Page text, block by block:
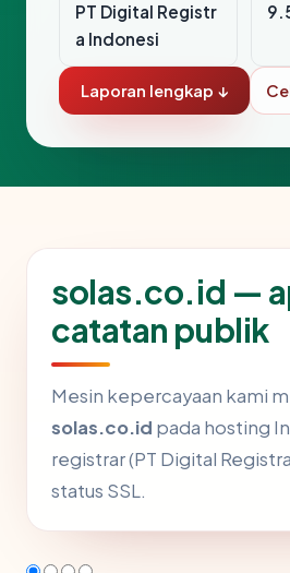
PT Digital Registr
a Indonesi
Laporan lengkap ↓
solas.co.id —
catatan publik
Mesin kepercayaan kami
solas.co.id pada hosting
registrar (PT Digital
status SSL.